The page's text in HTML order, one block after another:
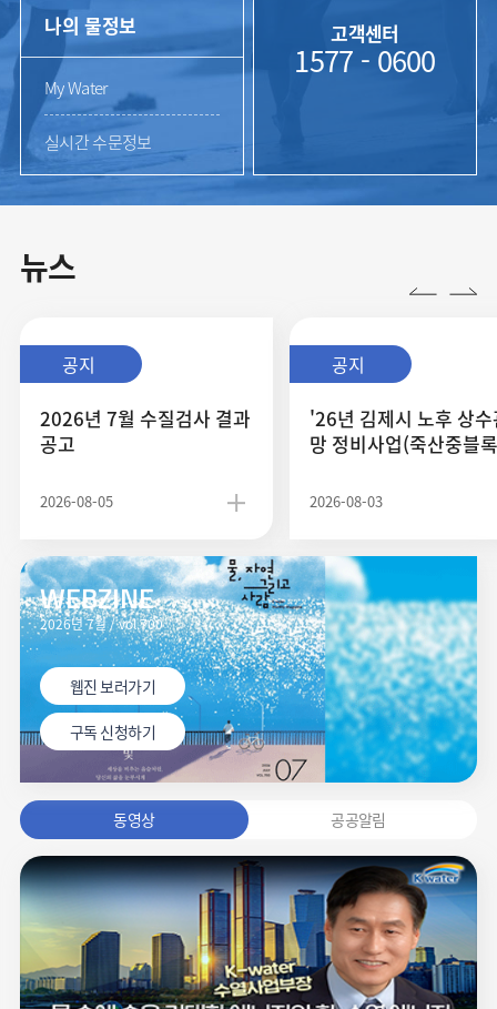
나의 물정보
My Water
실시간 수문정보
고객센터
1577 - 0600
뉴스
공지
2026년 7월 수질검사 결과
공고
2026-08-05
공지
'26년 김제시 노후 상
망 정비사업(죽산중블
2026-08-03
동영상 공공알림
WEBZINE
2026년 7월 / vol.700
웹진 보러가기
구독 신청하기